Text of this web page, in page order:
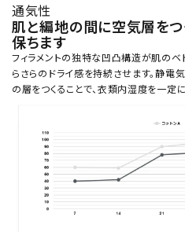
通気性
肌と編地の間に空気層を
保ちます
フィラメントの独特な凹凸構造が肌のベ
らさらのドライ感を持続させます。静電
の層をつくることで、衣類内湿度を一定